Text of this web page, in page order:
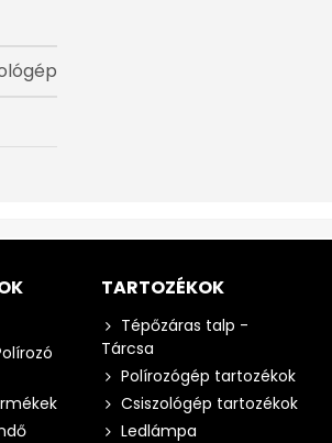
TARTOZÉKOK
Tépőzáras talp -
Tárcsa
Polírozógép tartozékok
Csiszológép tartozékok
Ledlámpa